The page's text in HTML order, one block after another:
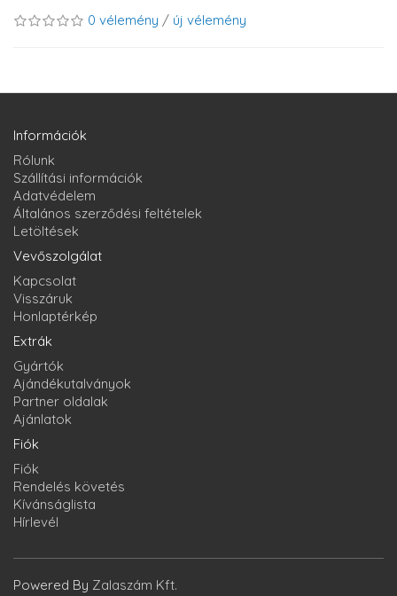
0 vélemény / új vélemény
Információk
Rólunk
Szállítási információk
Adatvédelem
Általános szerződési feltételek
Letöltések
Vevőszolgálat
Kapcsolat
Visszáruk
Honlaptérkép
Extrák
Gyártók
Ajándékutalványok
Partner oldalak
Ajánlatok
Fiók
Fiók
Rendelés követés
Kívánságlista
Hírlevél
Powered By Zalaszám Kft.